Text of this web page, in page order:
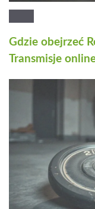
Gdzie obejrzeć
Transmisje